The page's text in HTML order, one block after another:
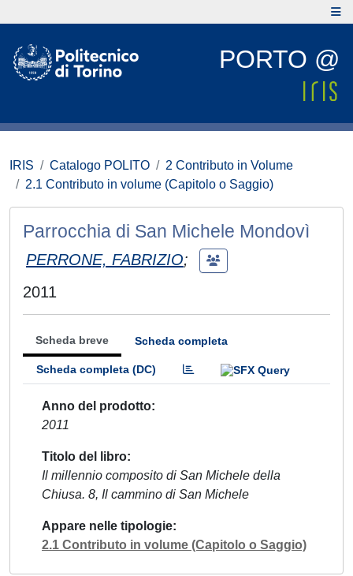
PORTO @
IRIS Catalogo POLITO
2 Contributo in Volume
2.1 Contributo in volume (Capitolo o Saggio)
Parrocchia di San Michele Mondovì
PERRONE, FABRIZIO;
2011
Scheda breve Scheda completa
Scheda completa (DC)
Anno del prodotto
2011
Titolo del libro
Il millennio composito di San Michele della
Chiusa. 8, Il cammino di San Michele
Appare nelle tipologie
2.1 Contributo in volume (Capitolo o Saggio)